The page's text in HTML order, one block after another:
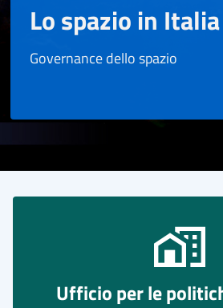
Lo spazio in Italia
Governance dello spazio
Ufficio per le